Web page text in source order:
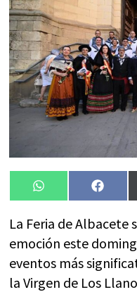
Compartir
en
WhatsApp
en
La Feria de Albacete
emoción este
eventos más
la Virgen de Los